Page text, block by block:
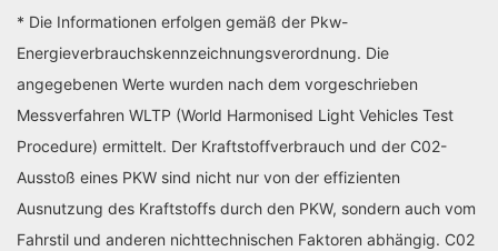
* Die Informationen erfolgen gemäß der Pkw-
Energieverbrauchskennzeichnungsverordnung. Die
angegebenen Werte wurden nach dem vorgeschrieben
Messverfahren WLTP (World Harmonised Light Vehicles Test
Procedure) ermittelt. Der Kraftstoffverbrauch und der C02-
Ausstoß eines PKW sind nicht nur von der effizienten
Ausnutzung des Kraftstoffs durch den PKW, sondern auch vom
Fahrstil und anderen nichttechnischen Faktoren abhängig. C02